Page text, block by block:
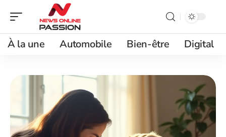
À la une Automobile Bien-être Digital